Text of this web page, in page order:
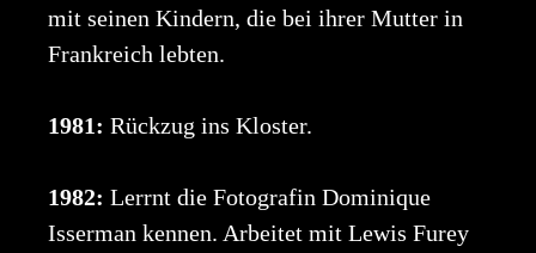
mit seinen Kindern, die bei ihrer Mutter in
Frankreich lebten.
1981: Rückzug ins Kloster.
1982: Lerrnt die Fotografin Dominique
Isserman kennen. Arbeitet mit Lewis Furey